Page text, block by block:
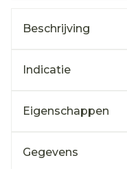
Beschrijving
Indicatie
Eigenschappen
Gegevens